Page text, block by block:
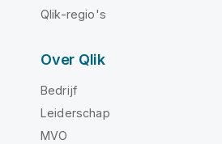
Qlik-regio's
Over Qlik
Bedrijf
Leiderschap
MVO